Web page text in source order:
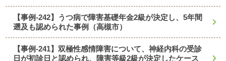
【事例-242】うつ病で障害基礎年金2級が決定し、5年間
遡及も認められた事例（高槻市）
【事例-241】双極性感情障害について、神経内科の受診
日が初診日と認められ、障害等級2級が決定したケース